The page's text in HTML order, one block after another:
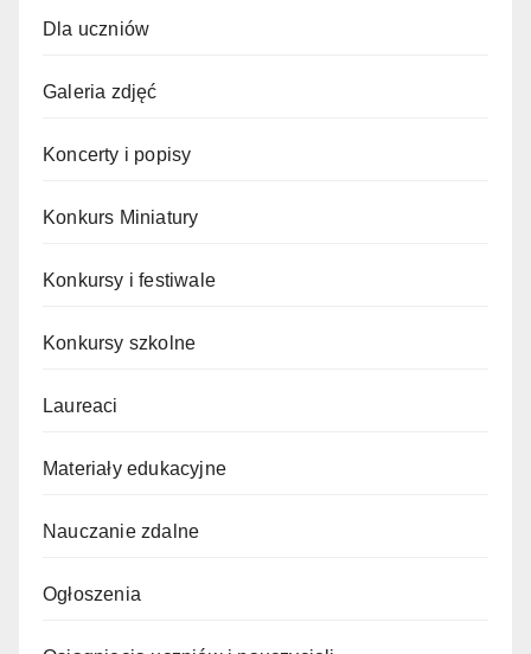
Dla uczniów
Galeria zdjęć
Koncerty i popisy
Konkurs Miniatury
Konkursy i festiwale
Konkursy szkolne
Laureaci
Materiały edukacyjne
Nauczanie zdalne
Ogłoszenia